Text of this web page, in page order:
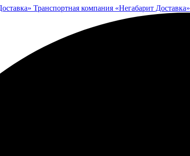
Транспортная компания «Негабарит Доставка»